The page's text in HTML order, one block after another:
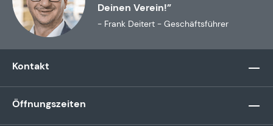
Deinen Verein!”
- Frank Deitert - Geschäftsführer
Kontakt
Öffnungszeiten